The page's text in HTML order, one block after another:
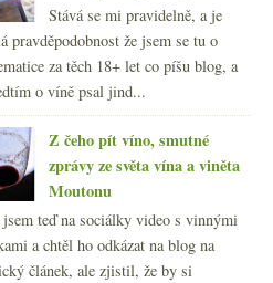
Stává se mi pravidelně, a je
pravděpodobnost že jsem se tu o
za těch 18+ let co píšu blog, a
o víně psal jind...
Z čeho pít víno, smutné
zprávy ze světa vína a viněta
Moutonu
teď na sociálky video s vinnými
a chtěl ho odkázat na blog na
článek, ale zjistil, že by si